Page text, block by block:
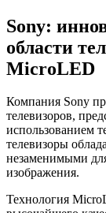
Sony:
области
MicroLED
Компания Sony
телевизоров,
использованием
телевизоры
незаменимыми
изображения.
Технология